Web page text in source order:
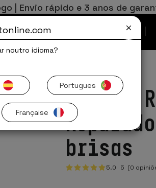
| Envio rápido e 3 anos de
Ofertas Limitadas
Baseus
brisas
5.0 5 (0
noutro idioma?
Portugues
Française